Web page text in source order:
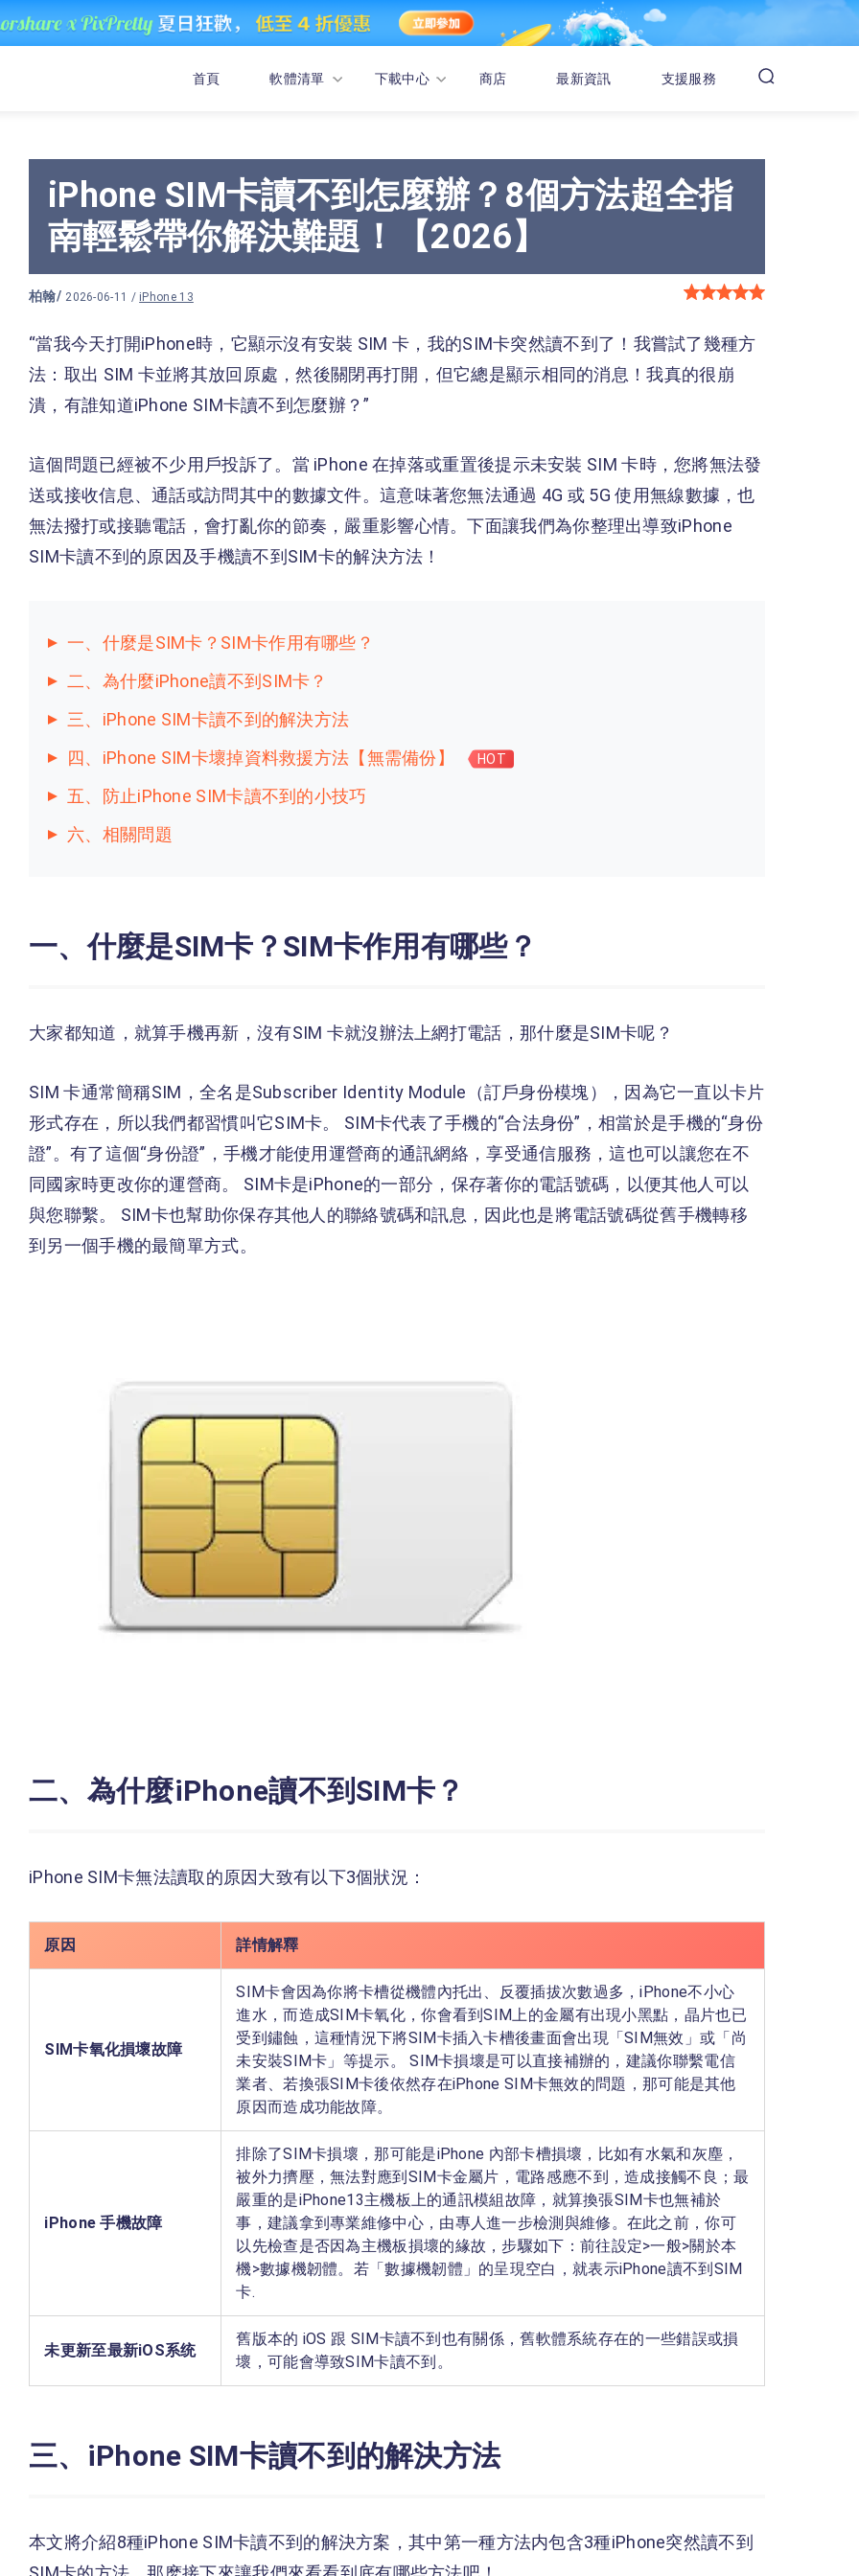
首頁 軟體清單 下載中心 商店 最新資訊 支援服務
iPhone SIM卡讀不到怎麼辦？8個方法超全指
南輕鬆帶你解決難題！【2026】
柏翰/ 2026-06-11 / iPhone 13
“當我今天打開iPhone時，它顯示沒有安裝 SIM 卡，我的SIM卡突然讀不到了！我嘗試了幾種方
法：取出 SIM 卡並將其放回原處，然後關閉再打開，但它總是顯示相同的消息！我真的很崩
潰，有誰知道iPhone SIM卡讀不到怎麼辦？”
這個問題已經被不少用戶投訴了。當 iPhone 在掉落或重置後提示未安裝 SIM 卡時，您將無法發
送或接收信息、通話或訪問其中的數據文件。這意味著您無法通過 4G 或 5G 使用無線數據，也
無法撥打或接聽電話，會打亂你的節奏，嚴重影響心情。下面讓我們為你整理出導致iPhone
SIM卡讀不到的原因及手機讀不到SIM卡的解決方法！
一、什麼是SIM卡？SIM卡作用有哪些？
二、為什麼iPhone讀不到SIM卡？
三、iPhone SIM卡讀不到的解決方法
四、iPhone SIM卡壞掉資料救援方法【無需備份】
HOT
五、防止iPhone SIM卡讀不到的小技巧
六、相關問題
一、什麼是SIM卡？SIM卡作用有哪些？
大家都知道，就算手機再新，沒有SIM 卡就沒辦法上網打電話，那什麼是SIM卡呢？
SIM 卡通常簡稱SIM，全名是Subscriber Identity Module（訂戶身份模塊），因為它一直以卡片
形式存在，所以我們都習慣叫它SIM卡。 SIM卡代表了手機的“合法身份”，相當於是手機的“身份
證”。有了這個“身份證”，手機才能使用運營商的通訊網絡，享受通信服務，這也可以讓您在不
同國家時更改你的運營商。 SIM卡是iPhone的一部分，保存著你的電話號碼，以便其他人可以
與您聯繫。 SIM卡也幫助你保存其他人的聯絡號碼和訊息，因此也是將電話號碼從舊手機轉移
到另一個手機的最簡單方式。
二、為什麼iPhone讀不到SIM卡？
iPhone SIM卡無法讀取的原因大致有以下3個狀況：
原因 詳情解釋
SIM卡氧化損壞故障
SIM卡會因為你將卡槽從機體內托出、反覆插拔次數過多，iPhone不小心
進水，而造成SIM卡氧化，你會看到SIM上的金屬有出現小黑點，晶片也已
受到鏽蝕，這種情況下將SIM卡插入卡槽後畫面會出現「SIM無效」或「尚
未安裝SIM卡」等提示。 SIM卡損壞是可以直接補辦的，建議你聯繫電信
業者、若換張SIM卡後依然存在iPhone SIM卡無效的問題，那可能是其他
原因而造成功能故障。
iPhone 手機故障
排除了SIM卡損壞，那可能是iPhone 內部卡槽損壞，比如有水氣和灰塵，
被外力擠壓，無法對應到SIM卡金屬片，電路感應不到，造成接觸不良；最
嚴重的是iPhone13主機板上的通訊模組故障，就算換張SIM卡也無補於
事，建議拿到專業維修中心，由專人進一步檢測與維修。在此之前，你可
以先檢查是否因為主機板損壞的緣故，步驟如下：前往設定>一般>關於本
機>數據機韌體。若「數據機韌體」的呈現空白，就表示iPhone讀不到SIM
卡.
未更新至最新iOS系统
舊版本的 iOS 跟 SIM卡讀不到也有關係，舊軟體系統存在的一些錯誤或損
壞，可能會導致SIM卡讀不到。
三、iPhone SIM卡讀不到的解決方法
本文將介紹8種iPhone SIM卡讀不到的解決方案，其中第一種方法内包含3種iPhone突然讀不到